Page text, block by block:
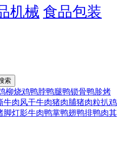
机械 食品包装
柳烧鸡鸭脖鸭腿鸭锁骨鸭胗烤
牛肉风干牛肉猪肉脯猪肉粒扒鸡
脚灯影牛肉鸭掌鸭翅鸭排鸭肉其